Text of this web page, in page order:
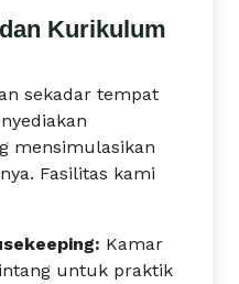
Kurikulum
sekadar tempat
mensimulasikan
Fasilitas kami
Kamar
untuk praktik